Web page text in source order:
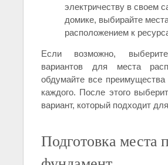
электричеству в своем
домике, выбирайте
расположением к
Если возможно,
вариантов для места
обдумайте все преимущества
каждого. После этого
вариант, который подходит
Подготовка места